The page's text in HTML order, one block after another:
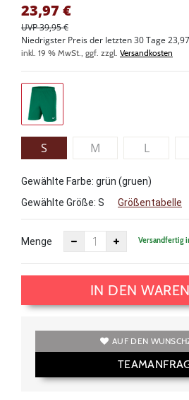
23,97 €
UVP 39,95 €
Niedrigster Preis der letzten 30 Tage
inkl. 19 % MwSt., ggf. zzgl. Versandkosten
S M L
Gewählte Farbe: grün (gruen)
Gewählte Größe: S Größentabelle
Menge Versandfertig
IN DEN
AUF DEN